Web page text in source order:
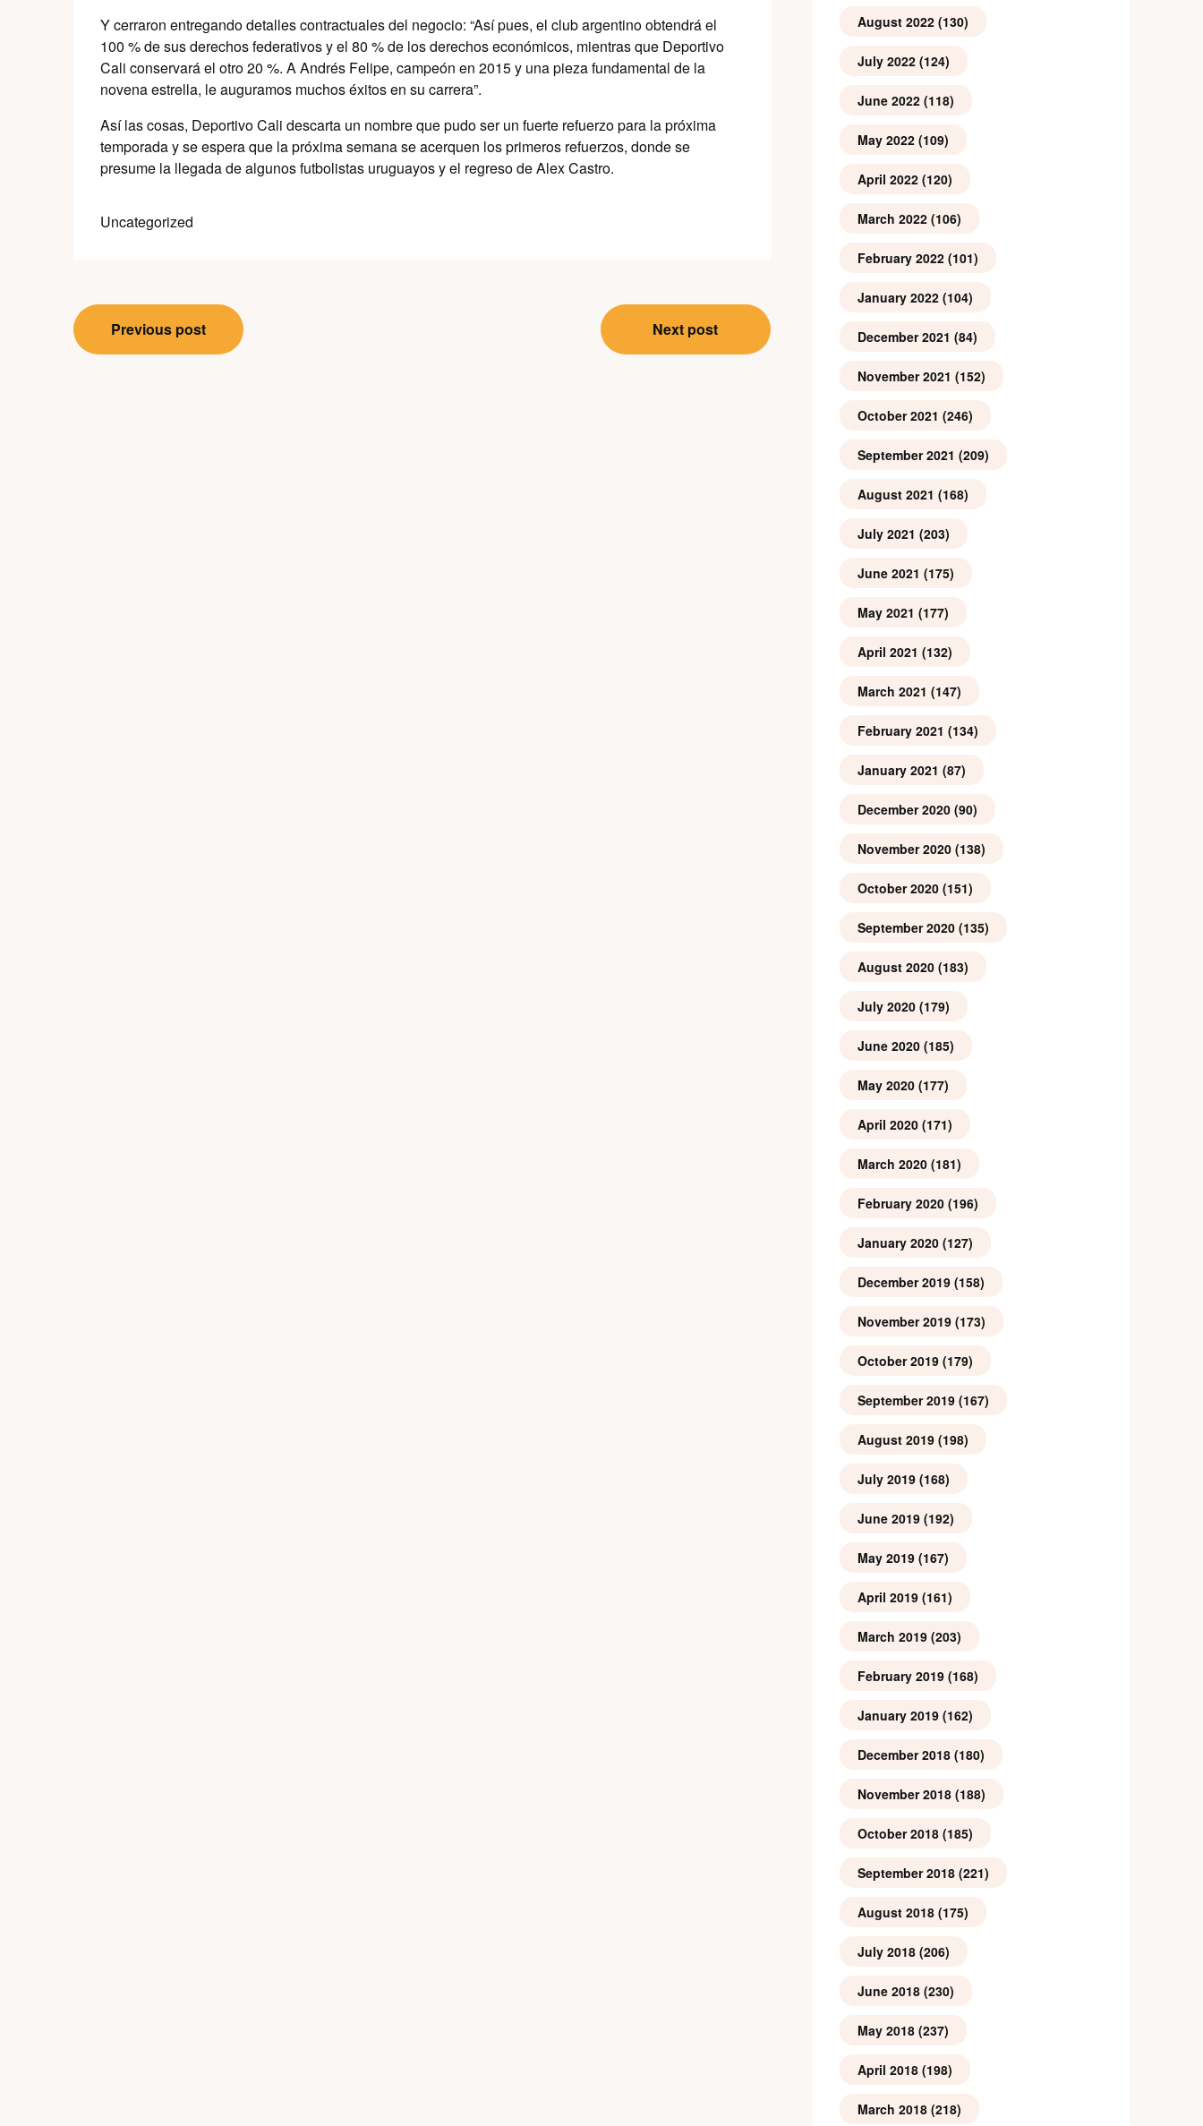
Y cerraron entregando detalles contractuales del negocio: “Así pues, el club argentino obtendrá el
100 % de sus derechos federativos y el 80 % de los derechos económicos, mientras que Deportivo
Cali conservará el otro 20 %. A Andrés Felipe, campeón en 2015 y una pieza fundamental de la
novena estrella, le auguramos muchos éxitos en su carrera”.
Así las cosas, Deportivo Cali descarta un nombre que pudo ser un fuerte refuerzo para la próxima
temporada y se espera que la próxima semana se acerquen los primeros refuerzos, donde se
presume la llegada de algunos futbolistas uruguayos y el regreso de Alex Castro.
Uncategorized
Post
navigation
Previous post Next post
August 2022(130)
July 2022(124)
June 2022(118)
May 2022(109)
April 2022(120)
March 2022(106)
February 2022(101)
January 2022(104)
December 2021 (84)
November 2021 (152)
October 2021 (246)
September 2021 (209)
August 2021 (168)
July 2021 (203)
June 2021 (175)
May 2021 (177)
April 2021 (132)
March 2021 (147)
February 2021 (134)
January 2021 (87)
December 2020(90)
November 2020(138)
October 2020(151)
September 2020(135)
August 2020(183)
July 2020(179)
June 2020(185)
May 2020(177)
April 2020(171)
March 2020(181)
February 2020(196)
January 2020(127)
December 2019(158)
November 2019(173)
October 2019(179)
September 2019(167)
August 2019(198)
July 2019(168)
June 2019(192)
May 2019(167)
April 2019(161)
March 2019(203)
February 2019(168)
January 2019(162)
December 2018(180)
November 2018(188)
October 2018(185)
September 2018(221)
August 2018(175)
July 2018(206)
June 2018(230)
May 2018(237)
April 2018(198)
March 2018(218)